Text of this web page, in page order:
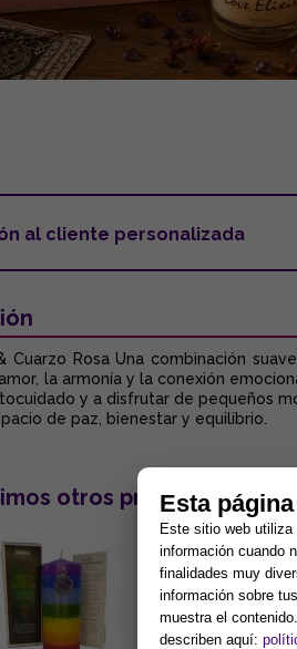
al cliente personalizada
Cuarzo Rosa Una combinación
la armonía y la conexión
y a disfrutar de pequeños
de paz, bienestar y equilibrio.
otros productos:
Esta
Este sitio web
información cuando
finalidades muy
información sobre
muestra el
describen aquí: